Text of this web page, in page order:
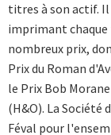
titres à son actif.
imprimant chaque
nombreux prix,
Prix du Roman
le Prix Bob
(H&O). La Société
Féval pour